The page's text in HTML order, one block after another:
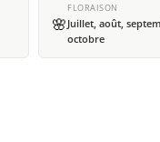
🌸
FLORAISON
Juillet, août,
octobre